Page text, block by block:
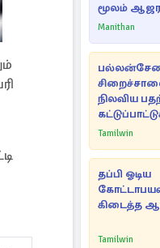
மூலம்
Manithan
நிலவிய
அதிரடியாக
Tamilwin
தப்பி ஓடிய
கிடைத்த
Tamilwin